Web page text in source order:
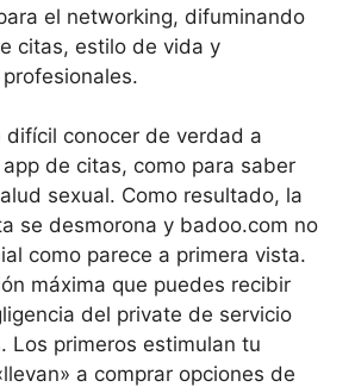
el networking, difuminando
citas, estilo de vida y
difícil conocer de verdad a
de citas, como para saber
sexual. Como resultado, la
se desmorona y badoo.com no
como parece a primera vista.
máxima que puedes recibir
del private de servicio
Los primeros estimulan tu
a comprar opciones de